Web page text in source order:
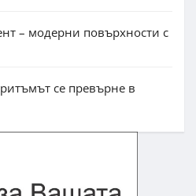
– модерни повърхности с
се превърне в